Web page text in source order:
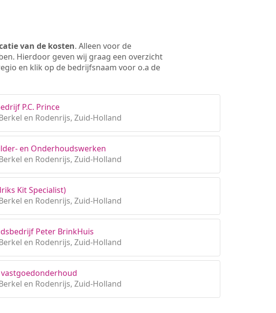
van de kosten. Alleen voor de
Hierdoor geven wij graag een overzicht
en klik op de bedrijfsnaam voor o.a de
P.C. Prince
en Rodenrijs, Zuid-Holland
en Onderhoudswerken
en Rodenrijs, Zuid-Holland
Kit Specialist)
en Rodenrijs, Zuid-Holland
Peter BrinkHuis
en Rodenrijs, Zuid-Holland
en Rodenrijs, Zuid-Holland